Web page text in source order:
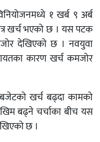
१ खर्ब ९ अर्ब
खर्च भएको छ । यस पटक
देखिएको छ । नवयुवा
कारण खर्च कमजोर
खर्च बढ्दा कामको
बढ्ने चर्चाका बीच यस
छ ।